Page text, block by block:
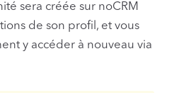
sera créée sur noCRM
de son profil, et vous
y accéder à nouveau via